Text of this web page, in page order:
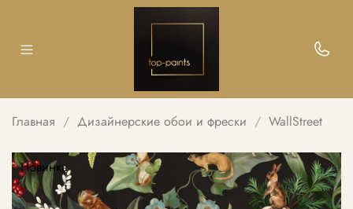
Главная Дизайнерские обои и фрески WallStreet
Новинка